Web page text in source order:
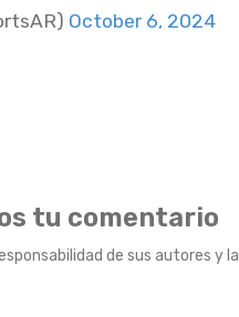
October 6, 2024
tu comentario
de sus autores y